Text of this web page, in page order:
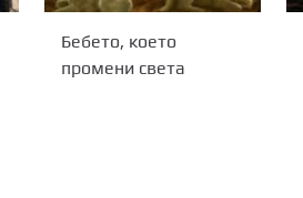
Бебето, което
промени света